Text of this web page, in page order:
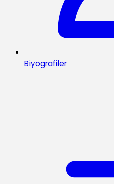
Biyografiler